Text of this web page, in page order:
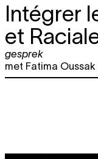
Intégrer
et
gesprek
met Fatima Oussak